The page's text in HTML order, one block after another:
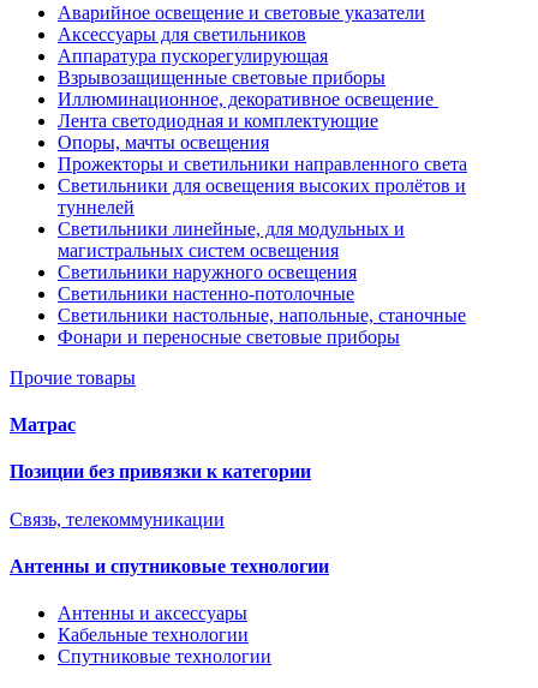
Аварийное освещение и световые указатели
Аксессуары для светильников
Аппаратура пускорегулирующая
Взрывозащищенные световые приборы
Иллюминационное, декоративное освещение
Лента светодиодная и комплектующие
Опоры, мачты освещения
Прожекторы и светильники направленного света
Светильники для освещения высоких пролётов и
туннелей
Светильники линейные, для модульных и
магистральных систем освещения
Светильники наружного освещения
Светильники настенно-потолочные
Светильники настольные, напольные, станочные
Фонари и переносные световые приборы
Прочие товары
Матрас
Позиции без привязки к категории
Связь, телекоммуникации
Антенны и спутниковые технологии
Антенны и аксессуары
Кабельные технологии
Спутниковые технологии